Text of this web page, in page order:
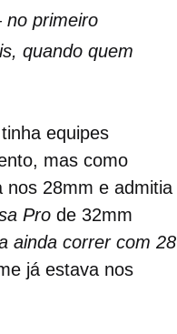
no primeiro
quando quem
equipes
mas como
28mm e admitia
Pro de 32mm
ainda correr com 28
já estava nos